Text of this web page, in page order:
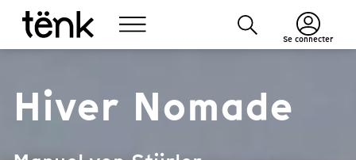
Se connecter
Hiver Nomade